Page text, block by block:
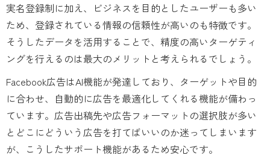
実名登録制に加え、ビジネスを目的としたユーザーも多い
ため、登録されている情報の信頼性が高いのも特徴です。
そうしたデータを活用することで、精度の高いターゲティ
ングを行えるのは最大のメリットと考えられるでしょう。
Facebook広告はAI機能が発達しており、ターゲットや目的
に合わせ、自動的に広告を最適化してくれる機能が備わっ
ています。広告出稿先や広告フォーマットの選択肢が多い
とどこにどういう広告を打てばいいのか迷ってしまいます
が、こうしたサポート機能があるため安心です。